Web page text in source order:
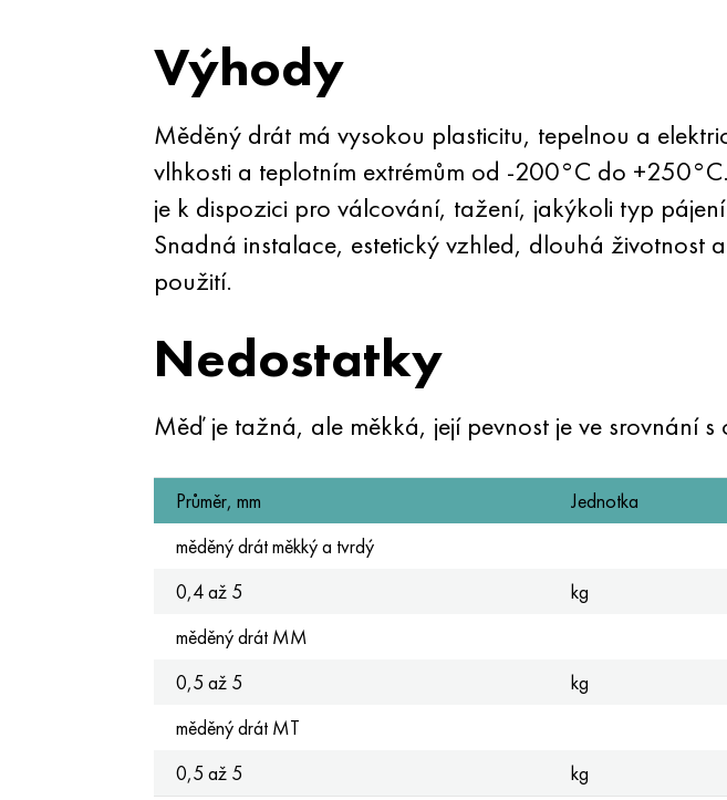
Výhody
Měděný drát má vysokou plasticitu, tepelnou a
vlhkosti a teplotním extrémům od -200°C do
je k dispozici pro válcování, tažení, jakýkoli typ
Snadná instalace, estetický vzhled, dlouhá
použití.
Nedostatky
Měď je tažná, ale měkká, její pevnost je ve srovnání s
Průměr, mm Jednotka
měděný drát měkký a tvrdý
0,4 až 5
kg
měděný drát MM
0,5 až 5
kg
měděný drát MT
0,5 až 5
kg